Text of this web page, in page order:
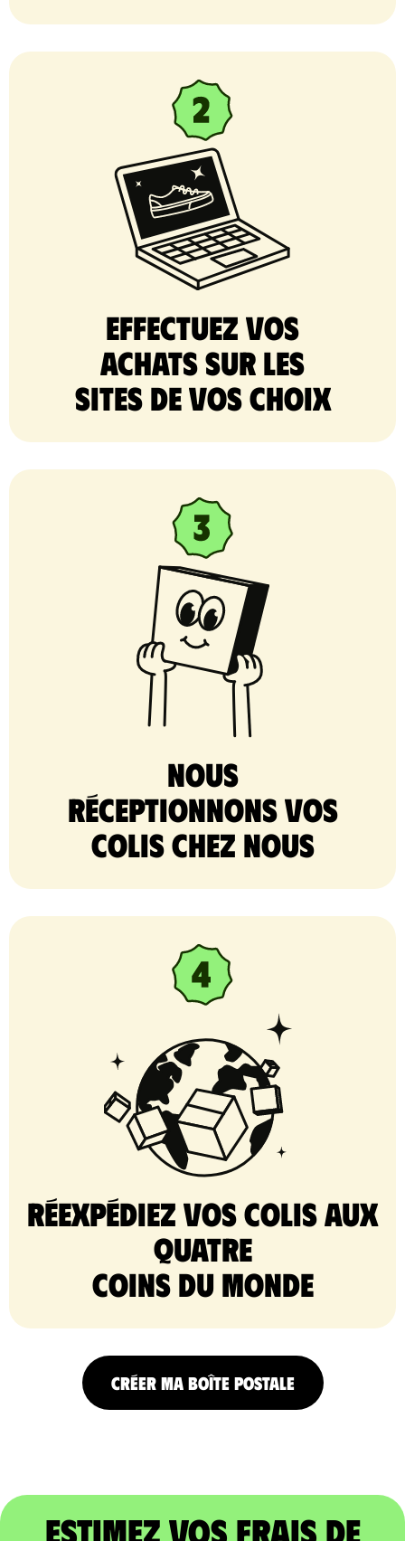
Effectuez vos
achats sur les
sites de vos choix
nous
réceptionnons vos
colis chez nous
Réexpédiez vos colis aux
quatre
coins du monde
CRÉER MA BOÎTE POSTALE
Estimez vos frais de